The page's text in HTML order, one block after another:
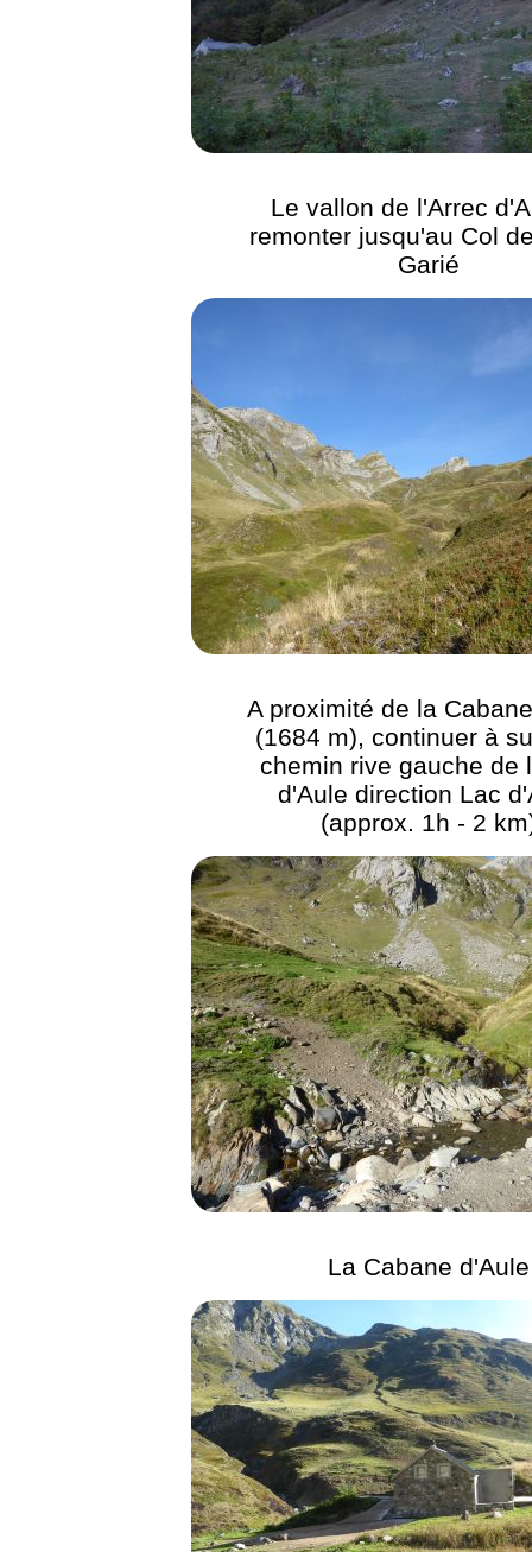
Le vallon de l'Arrec
remonter jusqu'au Col
Garié
A proximité de la
(1684 m), continuer à
chemin rive gauche de
d'Aule direction Lac
(approx. 1h - 2
La Cabane d'Aule